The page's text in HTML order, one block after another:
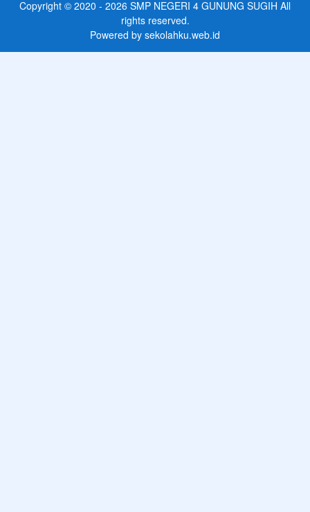
Copyright © 2020 - 2026 SMP NEGERI 4 GUNUNG SUGIH All
rights reserved.
Powered by sekolahku.web.id